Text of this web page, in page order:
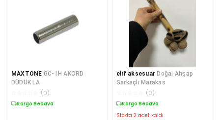
MAXTONE GC-1H AKORD
DÜDÜK LA
(0)
Kargo Bedava
elif aksesuar Doğal Ahşap
Sarkaçlı Marakas
(0)
Kargo Bedava
Stokta 2 adet kaldı.